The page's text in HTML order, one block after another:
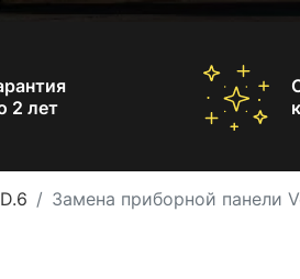
2 лет
Замена приборной панели